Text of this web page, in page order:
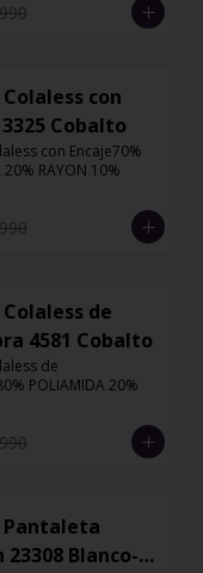
con
Encaje 13325 Cobalto
con Encaje70%
20% RAYON 10%
Colaless de
4581 Cobalto
de
POLIAMIDA 20%
Pantaleta
Blanco-